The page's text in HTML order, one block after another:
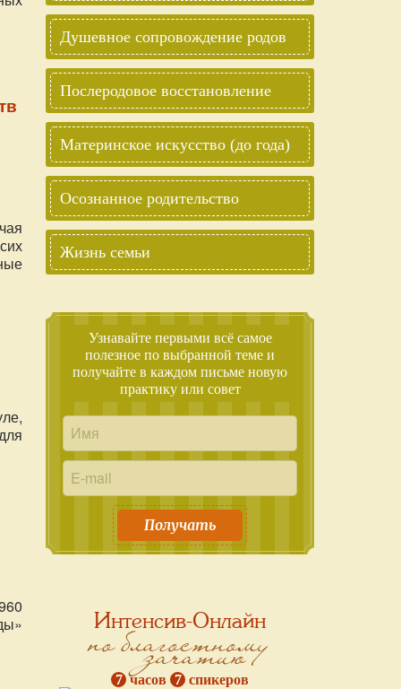
Душевное сопровождение родов
Послеродовое восстановление
Материнское искусство (до года)
Осознанное родительство
Жизнь семьи
Узнавайте первыми всё самое
полезное по выбранной теме и
получайте в каждом письме новую
практику или совет
Получать
Интенсив-Онлайн
по благостному
зачатию
7 часов 7 спикеров